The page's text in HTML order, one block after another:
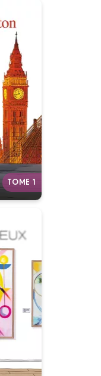
TOME 1
:
de
Et
-
:
du
au